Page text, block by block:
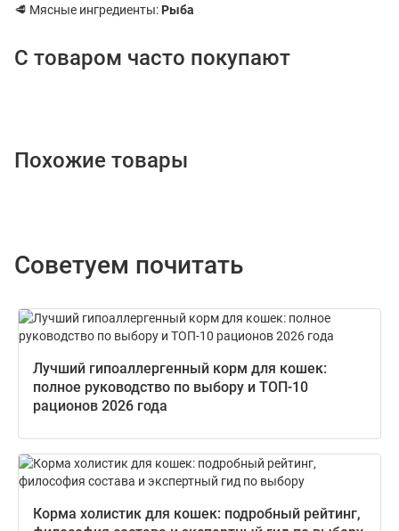
🥩 Мясные ингредиенты: Рыба
С товаром часто покупают
Похожие товары
Советуем почитать
Лучший гипоаллергенный корм для кошек:
полное руководство по выбору и ТОП-10
рационов 2026 года
Корма холистик для кошек: подробный рейтинг,